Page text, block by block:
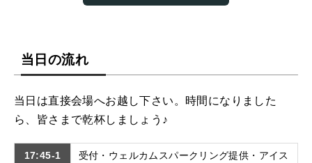
当日の流れ
当日は直接会場へお越し下さい。時間になりました
ら、皆さまで乾杯しましょう♪
17:45-1
受付・ウェルカムスパークリング提供・アイス